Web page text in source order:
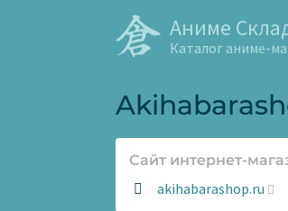
Аниме
Каталог аниме-
Сайт интернет-
Сайт:
akihabarashop.ru